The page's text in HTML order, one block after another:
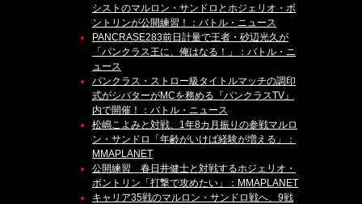
シストのマルロン・サンドロとホジェリオ・ボ
ントリンが公開練習！：バトル・ニュース
PANCRASE283前日計量で王者・砂辺光久が
「パンクラス王に、俺はなる！」：バトル・ニ
ュース
パンクラス・ストロー級タイトルマッチの調印
式がシバターがMCを務める『パンクラスTV』
内で開催！：バトル・ニュース
松嶋こよみと対戦、1年8カ月振りの参戦マルロ
ン・サンドロ「年齢がいけば経験が増える」：
MMAPLANET
公開練習 春日井健士と対戦するホジェリオ・
ボントリン「打撃で攻めたい」：MMAPLANET
キャリア35戦のマルロン・サンドロ戦へ、9戦